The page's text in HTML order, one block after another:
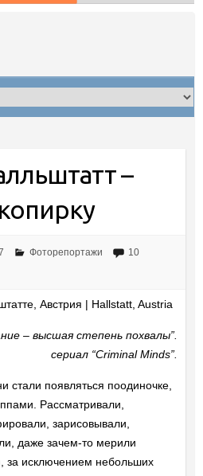
–
Фоторепортажи
10
Австрия | Hallstatt, Austria
– высшая степень похвалы”.
сериал “Criminal Minds”.
стали появляться поодиночке,
Рассматривали,
зарисовывали,
даже зачем-то мерили
исключением небольших